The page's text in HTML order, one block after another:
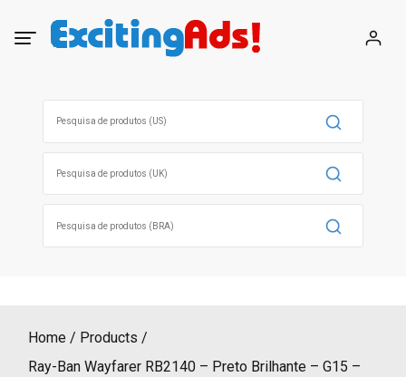
Home
Products
Ray-Ban Wayfarer RB2140 – Preto Brilhante – G15 –